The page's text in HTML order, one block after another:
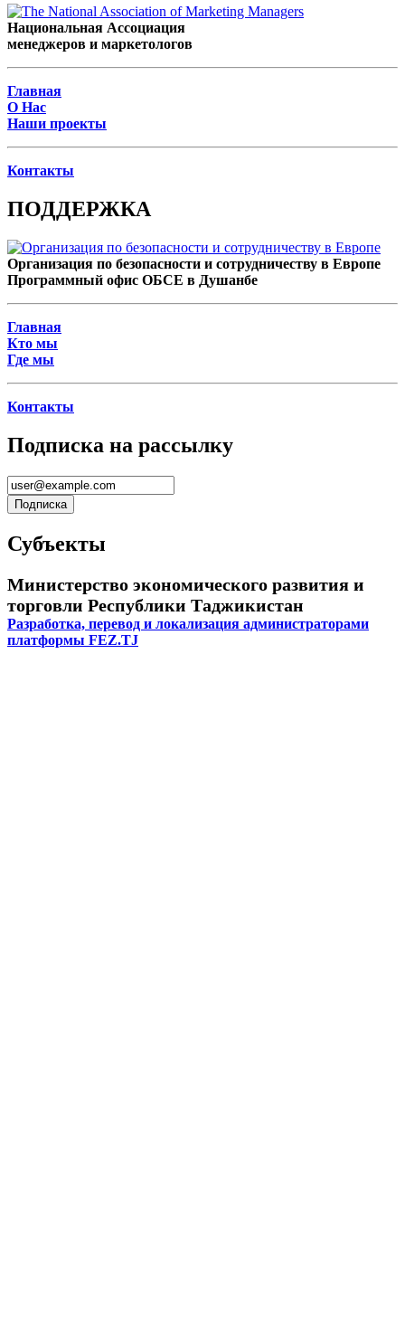
Национальная Ассоциация
менеджеров и маркетологов
Главная
О Нас
Наши проекты
Контакты
ПОДДЕРЖКА
Организация по безопасности и сотрудничеству в Европе
Программный офис ОБСЕ в Душанбе
Главная
Кто мы
Где мы
Контакты
Подписка на рассылку
Субъекты
Министерство экономического развития и
торговли Республики Таджикистан
Разработка, перевод и локализация администраторами
платформы FEZ.TJ